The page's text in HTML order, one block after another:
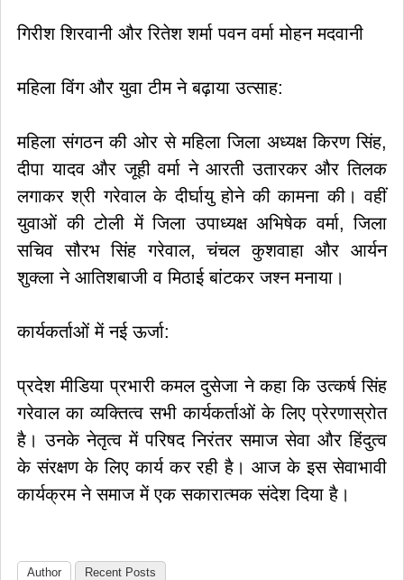
गिरीश शिरवानी और रितेश शर्मा पवन वर्मा मोहन मदवानी
​महिला विंग और युवा टीम ने बढ़ाया उत्साह:
महिला संगठन की ओर से महिला जिला अध्यक्ष किरण सिंह,
दीपा यादव और जूही वर्मा ने आरती उतारकर और तिलक
लगाकर श्री गरेवाल के दीर्घायु होने की कामना की। वहीं
युवाओं की टोली में जिला उपाध्यक्ष अभिषेक वर्मा, जिला
सचिव सौरभ सिंह गरेवाल, चंचल कुशवाहा और आर्यन
शुक्ला ने आतिशबाजी व मिठाई बांटकर जश्न मनाया।
​कार्यकर्ताओं में नई ऊर्जा:
प्रदेश मीडिया प्रभारी कमल दुसेजा ने कहा कि उत्कर्ष सिंह
गरेवाल का व्यक्तित्व सभी कार्यकर्ताओं के लिए प्रेरणास्रोत
है। उनके नेतृत्व में परिषद निरंतर समाज सेवा और हिंदुत्व
के संरक्षण के लिए कार्य कर रही है। आज के इस सेवाभावी
कार्यक्रम ने समाज में एक सकारात्मक संदेश दिया है।
Author Recent Posts